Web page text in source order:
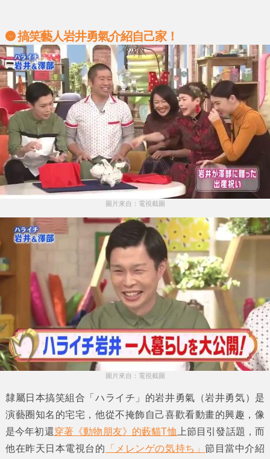
搞笑藝人岩井勇氣介紹自己家！
圖片來自：電視截圖
圖片來自：電視截圖
隸屬日本搞笑組合 「ハライチ」 的岩井勇氣 （岩井勇気）是
演藝圈知名的宅宅，他從不掩飾自己喜歡看動畫的興趣，像
是今年初還穿著《動物朋友》的藪貓T恤 上節目引發話題，而
他在昨天日本電視台的 「メレンゲの気持ち」節目當中介紹